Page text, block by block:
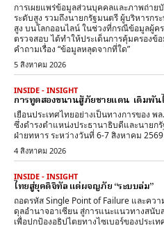
การเผยแพร่ข้อมูลส่วนบุคคลและภาพถ่า
ระดับสูง รวมถึงนายกรัฐมนตรี ผู้บริหารกร
สูง บนโลกออนไลน์ ในช่วงที่กรณีข้อมูลผู้ค
ตรวจสอบ ได้ทำให้ประเด็นการคุ้มครอง
คำถามเรื่อง “ข้อมูลหลุดจากที่ใด”
5 สิงหาคม 2026
INSIDE - INSIGHT
การทูตสองขนานสู้ภัยชายแดน เดิมพัน
เยือนประเทศไทยอย่างเป็นทางการของ
ซึ่งดำรงตำแหน่งประธานาธิบดีและนายก
ฝ่ายทหาร ระหว่างวันที่ 6-7 สิงหาคม 2569
4 สิงหาคม 2026
INSIDE - INSIGHT
ไทยสู่ยุคดิจิทัล แต่ผจญภัย “ระบบล่ม”
ถอดรหัส Single Point of Failure และคว
ดุลอำนาจอาเซียน สู่การแนะแนวทางสนั
เพื่อปกป้องอธิปไตยทางไซเบอร์ของประเ